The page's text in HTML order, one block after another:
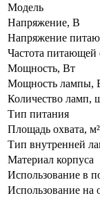
Модель
Напряжение, В
Напряжение
Частота питающей
Мощность, Вт
Мощность лампы,
Количество ламп,
Тип питания
Площадь охвата, м²
Тип внутренней
Материал корпуса
Использование в
Использование на